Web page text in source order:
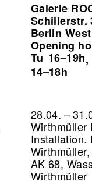
Galerie
Schillerstr.
Berlin West
Opening
Tu 16–19h,
14–18h
28.04. –
Wirthmüller
Installation.
AK 68,
Wirthmüller